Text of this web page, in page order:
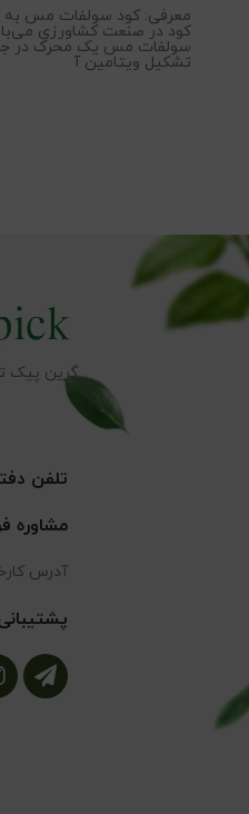
معرفی: کود سولفات مس به
کود در صنعت کشاورزی
سولفات مس یک محرک در
تشکیل ویتامین آ
گرین پیک
تلفن
آدرس کارخانه: کیلومتر 50 جاده